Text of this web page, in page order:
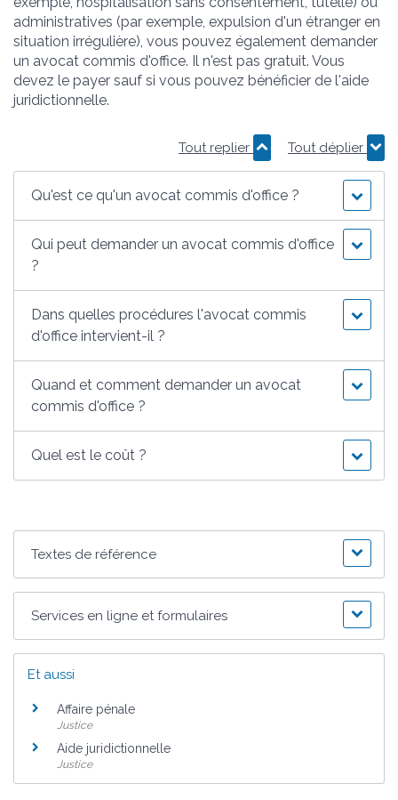
administratives (par exemple, expulsion d'un étranger en
situation irrégulière), vous pouvez également demander
un avocat commis d'office. Il n'est pas gratuit. Vous
devez le payer sauf si vous pouvez bénéficier de l'aide
juridictionnelle.
Tout replier Tout déplier
Qu'est ce qu'un avocat commis d'office ?
Qui peut demander un avocat commis d'office
?
Dans quelles procédures l'avocat commis
d'office intervient-il ?
Quand et comment demander un avocat
commis d'office ?
Quel est le coût ?
Textes de référence
Services en ligne et formulaires
Et aussi
Affaire pénale
Justice
Aide juridictionnelle
Justice